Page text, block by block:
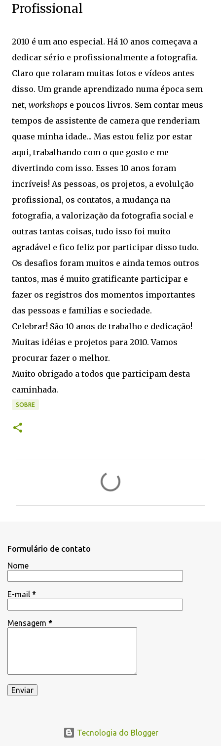
Profissional
2010 é um ano especial. Há 10 anos começava a
dedicar sério e profissionalmente a fotografia.
Claro que rolaram muitas fotos e vídeos antes
disso. Um grande aprendizado numa época sem
net, workshops e poucos livros. Sem contar meus
tempos de assistente de camera que renderiam
quase minha idade... Mas estou feliz por estar
aqui, trabalhando com o que gosto e me
divertindo com isso. Esses 10 anos foram
incríveis! As pessoas, os projetos, a evolulção
profissional, os contatos, a mudança na
fotografia, a valorização da fotografia social e
outras tantas coisas, tudo isso foi muito
agradável e fico feliz por participar disso tudo.
Os desafios foram muitos e ainda temos outros
tantos, mas é muito gratificante participar e
fazer os registros dos momentos importantes
das pessoas e familias e sociedade.
Celebrar! São 10 anos de trabalho e dedicação!
Muitas idéias e projetos para 2010. Vamos
procurar fazer o melhor.
Muito obrigado a todos que participam desta
caminhada.
SOBRE
r
o
s
Formulário de contato
Nome
E-mail *
Mensagem *
Tecnologia do Blogger